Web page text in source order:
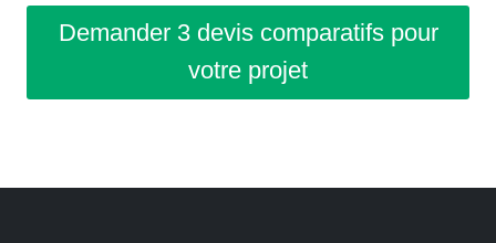
Demander 3 devis comparatifs pour
votre projet